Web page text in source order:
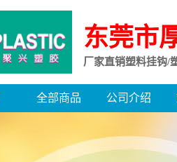
东莞市
厂家直销塑料挂钩/
全部商品 公司介绍